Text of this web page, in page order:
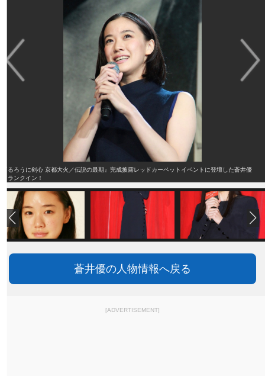
『るろうに剣心 京都大火／伝説の最期』完成披露レッドカーペットイベントに登壇した蒼井優
クランクイン！
蒼井優の人物情報へ戻る
[ADVERTISEMENT]